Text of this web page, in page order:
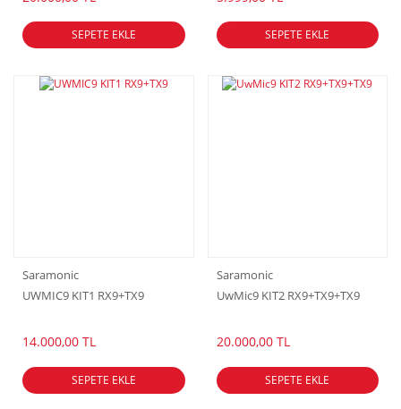
SEPETE EKLE SEPETE EKLE
Saramonic
UWMIC9 KIT1 RX9+TX9
14.000,00 TL
SEPETE EKLE
Saramonic
UwMic9 KIT2 RX9+TX9+TX9
20.000,00 TL
SEPETE EKLE